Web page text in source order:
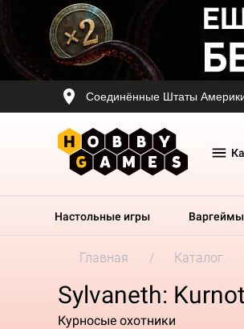
Соединённые Штаты
Настольные игры Варгеймы
Главная Каталог
Sylvaneth:
Курносые охотники